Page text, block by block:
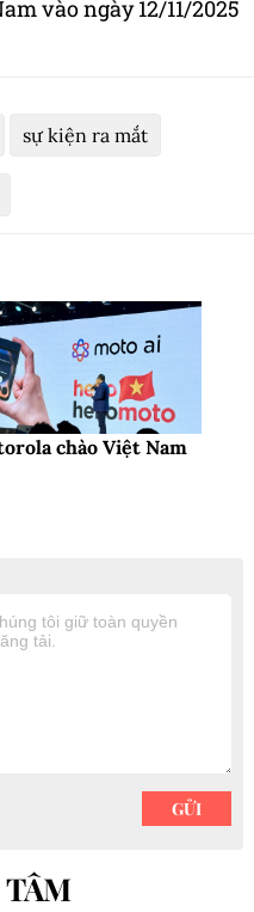
vào ngày 12/11/2025
sự kiện ra mắt
chào Việt Nam
TÂM